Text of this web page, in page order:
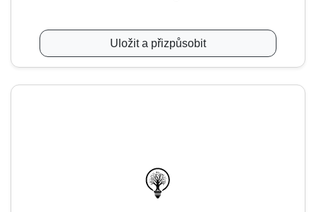
Uložit a přizpůsobit